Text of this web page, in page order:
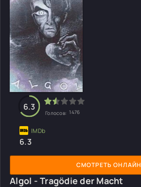
Algol - Tragödie der Macht
СМОТРЕТЬ ОНЛАЙН
6.3
Голосов: 1476
6.3